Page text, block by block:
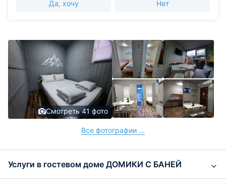
Да, хочу Нет
Смотреть 41 фото
Все фотографии ...
Услуги в гостевом доме ДОМИКИ С БАНЕЙ